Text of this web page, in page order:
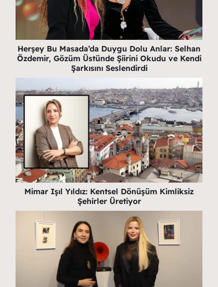
Herşey Bu Masada’da Duygu Dolu Anlar: Selhan
Özdemir, Gözüm Üstünde Şiirini Okudu ve Kendi
Şarkısını Seslendirdi
Mimar Işıl Yıldız: Kentsel Dönüşüm Kimliksiz
Şehirler Üretiyor